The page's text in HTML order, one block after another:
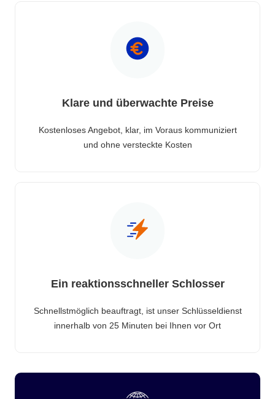
Klare und überwachte Preise
Kostenloses Angebot, klar, im Voraus kommuniziert
und ohne versteckte Kosten
Ein reaktionsschneller Schlosser
Schnellstmöglich beauftragt, ist unser Schlüsseldienst
innerhalb von 25 Minuten bei Ihnen vor Ort